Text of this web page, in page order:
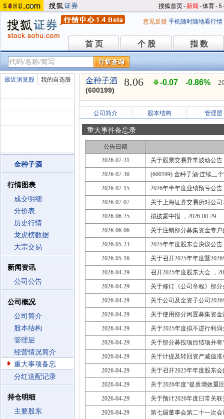
搜狐首页-新闻 -体育-S
意见反馈 手机随时随地看行情
首 页
首 页 个 股
个 股 指 数
指 数
最近浏览股 我的自选股
金种子酒
行情图表
成交明细
分价表
历史行情
龙虎榜数据
大宗交易
新闻资讯
公司公告
公司概况
公司简介
股本结构
管理层
经营情况简介
重大事项备忘
分红送配记录
持仓明细
主要股东
金种子酒
(600199)
8.06 -0.07 -0.86%
公司简介 股本结构 管理层
重大事件备忘录
公告日期
2026-07-31
关于股票交易异常波动公告
2026-07-30
(600199) 金种子酒:连续三
2026-07-15
2026年半年度业绩预亏公告
2026-07-07
关于上海证券交易所对公
2026-06-25
拟披露中报 ，2026-08-29
2026-06-06
关于注销部分募集资金专户
2026-05-23
2025年年度股东会决议公告
2026-05-16
关于召开2025年年度暨
2026-04-29
召开2025年度股东大会 ，
2026-04-29
关于修订《公司章程》部
2026-04-29
关于公司及全资子公司
2026-04-29
关于使用部分闲置募集资
2026-04-29
关于2025年度拟不进行利
2026-04-29
关于部分募投项目结项并
2026-04-29
关于计提及转回资产减值
2026-04-29
关于召开2025年年度股东
2026-04-29
关于2026年度“提质增效重
2026-04-29
关于预计2026年度日常关
2026-04-29
第七届董事会第二十一次